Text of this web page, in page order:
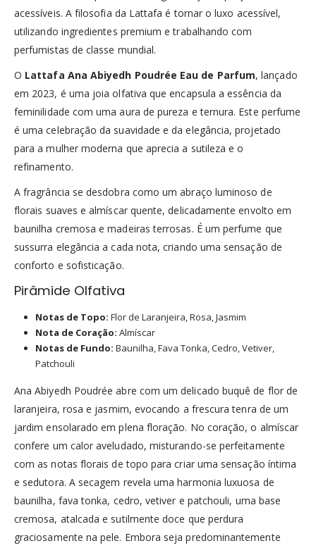
acessíveis. A filosofia da Lattafa é tornar o luxo acessível,
utilizando ingredientes premium e trabalhando com
perfumistas de classe mundial.
O Lattafa Ana Abiyedh Poudrée Eau de Parfum, lançado
em 2023, é uma joia olfativa que encapsula a essência da
feminilidade com uma aura de pureza e ternura. Este perfume
é uma celebração da suavidade e da elegância, projetado
para a mulher moderna que aprecia a sutileza e o
refinamento.
A fragrância se desdobra como um abraço luminoso de
florais suaves e almíscar quente, delicadamente envolto em
baunilha cremosa e madeiras terrosas. É um perfume que
sussurra elegância a cada nota, criando uma sensação de
conforto e sofisticação.
Pirâmide Olfativa
Notas de Topo: Flor de Laranjeira, Rosa, Jasmim
Nota de Coração: Almíscar
Notas de Fundo: Baunilha, Fava Tonka, Cedro, Vetiver,
Patchouli
Ana Abiyedh Poudrée abre com um delicado buquê de flor de
laranjeira, rosa e jasmim, evocando a frescura tenra de um
jardim ensolarado em plena floração. No coração, o almíscar
confere um calor aveludado, misturando-se perfeitamente
com as notas florais de topo para criar uma sensação íntima
e sedutora. A secagem revela uma harmonia luxuosa de
baunilha, fava tonka, cedro, vetiver e patchouli, uma base
cremosa, atalcada e sutilmente doce que perdura
graciosamente na pele. Embora seja predominantemente